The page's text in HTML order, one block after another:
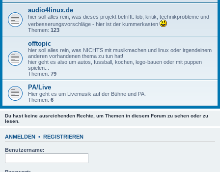
audio4linux.de
hier soll alles rein, was dieses projekt betrifft: lob, kritik, technikprobleme und
verbesserungsvorschläge - hier ist der kummerkasten
Themen: 123
offtopic
hier soll alles rein, was NICHTS mit musikmachen und linux oder irgendeinem
anderen vorhandenen thema zu tun hat!
hier geht es also um autos, fussball, kochen, lego-bauen oder mit puppen
spielen...
Themen: 79
PA/Live
Hier geht es um Livemusik auf der Bühne und PA.
Themen: 6
Du hast keine ausreichenden Rechte, um Themen in diesem Forum zu sehen oder zu
lesen.
ANMELDEN • REGISTRIEREN
Benutzername: